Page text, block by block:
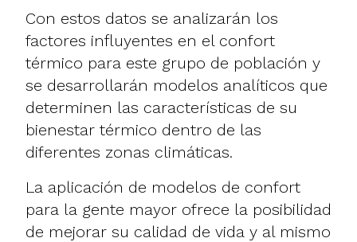
Con estos datos se analizarán los
factores influyentes en el confort
térmico para este grupo de población y
se desarrollarán modelos analíticos que
determinen las características de su
bienestar térmico dentro de las
diferentes zonas climáticas.
La aplicación de modelos de confort
para la gente mayor ofrece la posibilidad
de mejorar su calidad de vida y al mismo